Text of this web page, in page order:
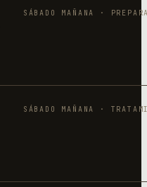
SÁBADO MAÑANA ·
SÁBADO MAÑANA ·